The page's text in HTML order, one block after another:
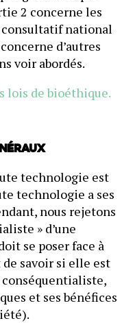
2 concerne les
national
d’autres
voir abordés.
lois de bioéthique.
technologie est
technologie a ses
nous rejetons
» d’une
se poser face à
savoir si elle est
conséquentialiste,
et ses bénéfices